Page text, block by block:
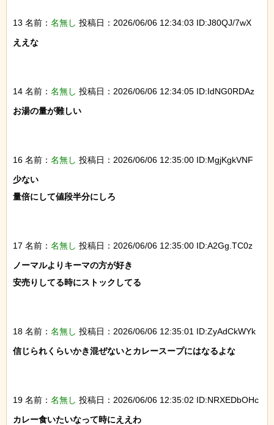
13 名前： 名無し 投稿日：2026/06/06 12:34:03 ID:J80QJ/7wX
ええな
14 名前： 名無し 投稿日：2026/06/06 12:34:05 ID:IdNG0RDAz
お湯の量が難しい
16 名前： 名無し 投稿日：2026/06/06 12:35:00 ID:MgjKgkVNF
少ない
量倍にして値段半分にしろ
17 名前： 名無し 投稿日：2026/06/06 12:35:00 ID:A2Gg.TC0z
ノーマルよりキーマの方が好き
安売りしてる時にストックしてる
18 名前： 名無し 投稿日：2026/06/06 12:35:01 ID:ZyAdCkWYk
信じられくらいかき混ぜないとカレースープにはなるよな
19 名前： 名無し 投稿日：2026/06/06 12:35:02 ID:NRXEDbOHc
カレー食いたいなって時にええわ